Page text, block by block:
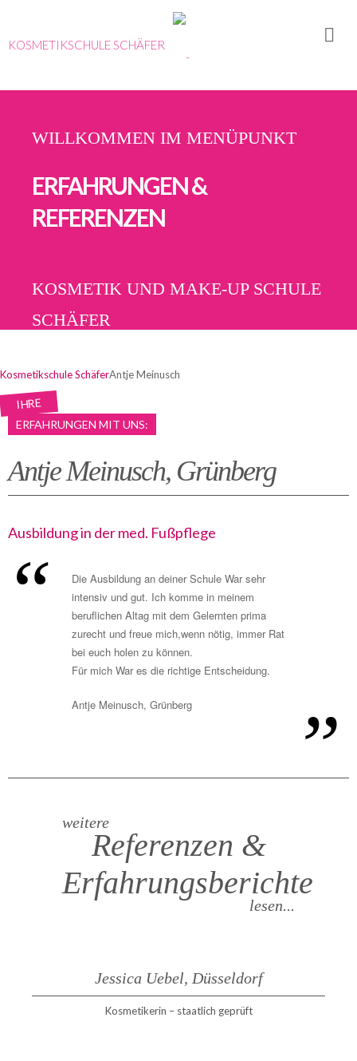
KOSMETIKSCHULE SCHÄFER
WILLKOMMEN IM MENÜPUNKT
ERFAHRUNGEN &
REFERENZEN
KOSMETIK UND MAKE-UP SCHULE
SCHÄFER
Kosmetikschule SchäferAntje Meinusch
IHRE
ERFAHRUNGEN MIT UNS:
Antje Meinusch, Grünberg
Ausbildung in der med. Fußpflege
Die Ausbildung an deiner Schule War sehr
intensiv und gut. Ich komme in meinem
beruflichen Altag mit dem Gelernten prima
zurecht und freue mich,wenn nötig, immer Rat
bei euch holen zu können.
Für mich War es die richtige Entscheidung.
Antje Meinusch, Grünberg
weitere
Referenzen &
Erfahrungsberichte
lesen...
Jessica Uebel, Düsseldorf
Kosmetikerin – staatlich geprüft